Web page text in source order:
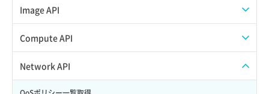
Credential作成
Credential削除
スナップショット一覧取得
スナップショット作成
スナップショット削除
スナップショット復元
Image API
ISOイメージアップロード
ISOイメージ作成
イメージ一覧取得
Compute API
ISOイメージ挿入/排出
SSHキーペア一覧取得
Network API